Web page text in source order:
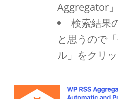
Aggregator
検索結果
と思うので
ル」をクリ